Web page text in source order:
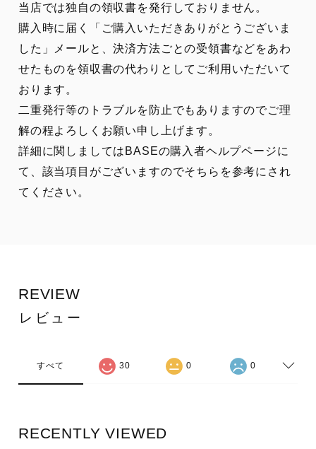
当店では独自の領収書を発行しておりません。
購入時に届く「ご購入いただきありがとうございま
した」メールと、決済方法ごとの受領書などをあわ
せたものを領収書の代わりとしてご利用いただいて
おります。
二重発行等のトラブルを防止でもありますのでご理
解の程よろしくお願い申し上げます。
詳細に関しましてはBASEの購入者ヘルプページに
て、該当項目がございますのでそちらを参考にされ
てください。
REVIEW
レビュー
すべて 30 0 0
RECENTLY VIEWED